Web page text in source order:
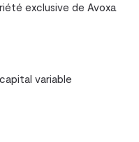
exclusive de Avoxa
variable